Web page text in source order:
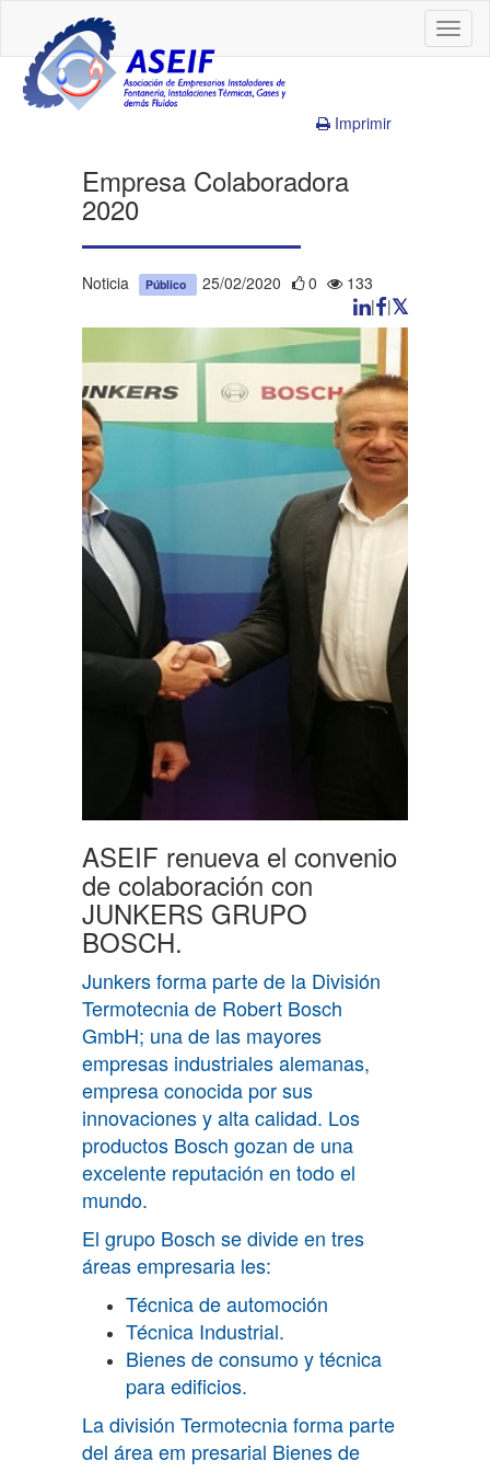
Imprimir
Empresa Colaboradora
2020
Noticia Público 25/02/2020 0
133
|
|
ASEIF renueva el convenio
de colaboración con
JUNKERS GRUPO
BOSCH.
Junkers forma parte de la División
Termotecnia de Robert Bosch
GmbH; una de las mayores
empresas industriales alemanas,
empresa conocida por sus
innovaciones y alta calidad. Los
productos Bosch gozan de una
excelente reputación en todo el
mundo.
El grupo Bosch se divide en tres
áreas empresaria­ les:
Técnica de automoción
Técnica Industrial.
Bienes de consumo y técnica
para edificios.
La división Termotecnia forma parte
del área em­ presarial Bienes de